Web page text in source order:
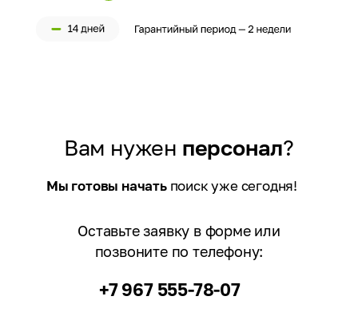
Вам нужен персонал?
+7 967 555-78-07
Оставьте заявку в форме или
позвоните по телефону:
Мы готовы начатьпоиск уже сегодня!